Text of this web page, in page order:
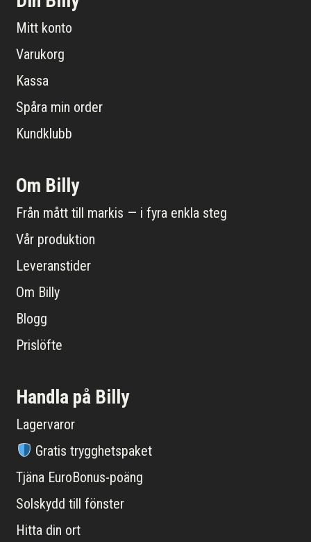
Mitt konto
Varukorg
Kassa
Spåra min order
Kundklubb
Om Billy
Från mått till markis — i fyra enkla steg
Vår produktion
Leveranstider
Om Billy
Blogg
Prislöfte
Handla på Billy
Lagervaror
Gratis trygghetspaket
Tjäna EuroBonus-poäng
Solskydd till fönster
Hitta din ort